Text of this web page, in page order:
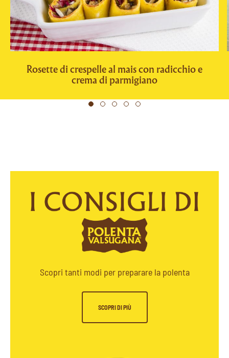
Rosette di crespelle al mais con radicchio e
crema di parmigiano
Scopri tanti modi per preparare la polenta
SCOPRI DI PIÙ